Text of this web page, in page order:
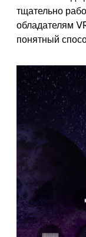
тщательно
обладателям
понятный